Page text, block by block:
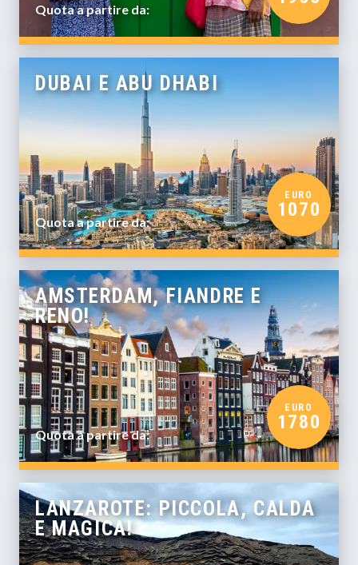
Quota a partire da:
DUBAI E ABU DHABI
Quota a partire da:
EURO
1070
AMSTERDAM, FIANDRE E
RENO!
Quota a partire da:
EURO
1780
LANZAROTE: PICCOLA, CALDA
E MAGICA!